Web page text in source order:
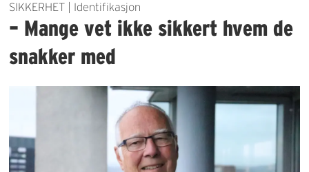
SIKKERHET | Identifikasjon
– Mange vet ikke sikkert hvem de
snakker med